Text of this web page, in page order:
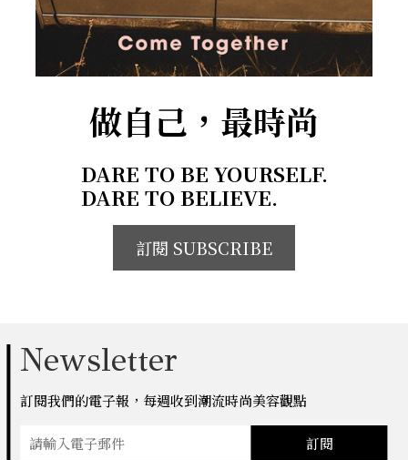
做自己，最時尚
DARE TO BE YOURSELF.
DARE TO BELIEVE.
訂閱 SUBSCRIBE
Newsletter
訂閱我們的電子報，每週收到潮流時尚美容觀點
訂閱